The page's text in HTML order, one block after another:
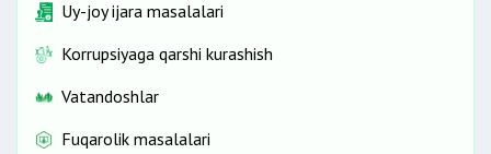
Uy-joy ijara masalalari
Korrupsiyaga qarshi kurashish
Vatandoshlar
Fuqarolik masalalari